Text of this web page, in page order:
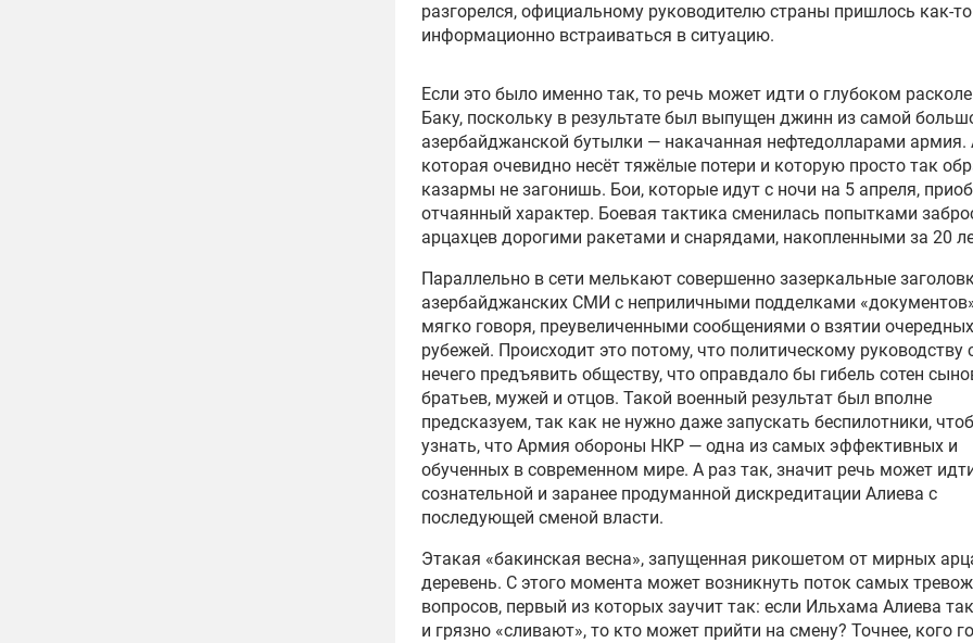
разгорелся, официальному руководителю страны пришлось как-то
информационно встраиваться в ситуацию.
Если это было именно так, то речь может идти о глубоком
Баку, поскольку в результате был выпущен джинн из самой
азербайджанской бутылки — накачанная нефтедолларами армия.
которая очевидно несёт тяжёлые потери и которую просто так
казармы не загонишь. Бои, которые идут с ночи на 5 апреля,
отчаянный характер. Боевая тактика сменилась попытками
арцахцев дорогими ракетами и снарядами, накопленными за 20
Параллельно в сети мелькают совершенно зазеркальные
азербайджанских СМИ с неприличными подделками
мягко говоря, преувеличенными сообщениями о взятии очередных
рубежей. Происходит это потому, что политическому руководству
нечего предъявить обществу, что оправдало бы гибель сотен
братьев, мужей и отцов. Такой военный результат был вполне
предсказуем, так как не нужно даже запускать беспилотники,
узнать, что Армия обороны НКР — одна из самых эффективных и
обученных в современном мире. А раз так, значит речь может
сознательной и заранее продуманной дискредитации Алиева с
последующей сменой власти.
Этакая «бакинская весна», запущенная рикошетом от мирных
деревень. С этого момента может возникнуть поток самых
вопросов, первый из которых заучит так: если Ильхама Алиева
и грязно «сливают», то кто может прийти на смену? Точнее, кого